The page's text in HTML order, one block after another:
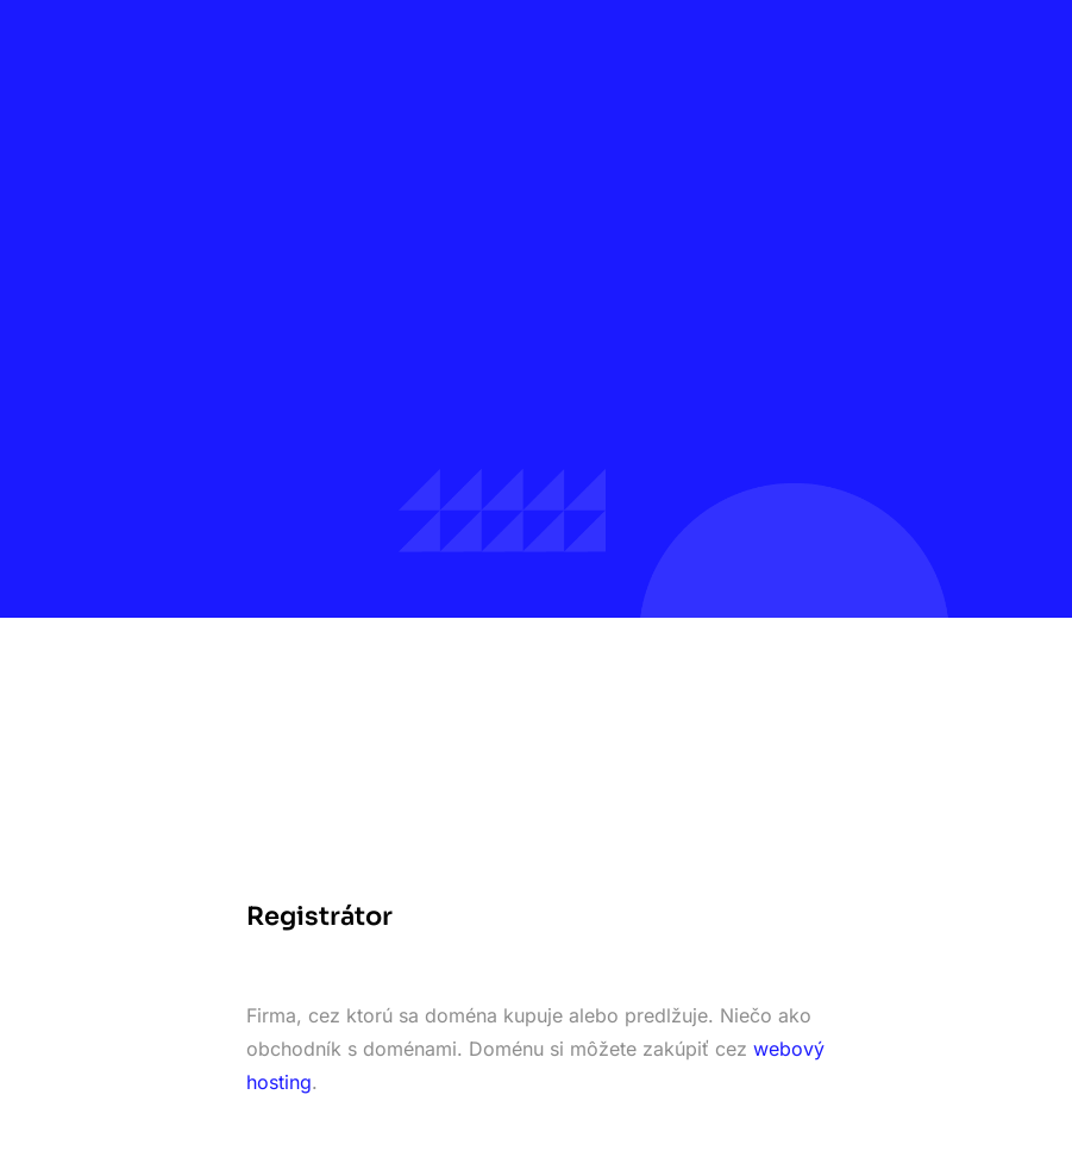
Registrátor
Firma, cez ktorú sa doména kupuje alebo predlžuje. Niečo ako
obchodník s doménami. Doménu si môžete zakúpiť cez webový
hosting.